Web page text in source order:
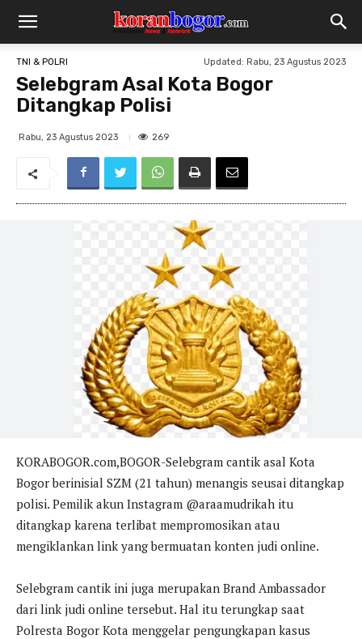
TNI & POLRI Updated: Rabu, 23 Agustus 2023
Selebgram Asal Kota Bogor
Ditangkap Polisi
Rabu, 23 Agustus 2023 269
KORABOGOR.com,BOGOR-Selebgram cantik asal Kota
Bogor berinisial SZM (21 tahun) menangis seusai ditangkap
polisi. Pemilik akun Instagram @araamudrikah itu
ditangkap karena terlibat mempromosikan atau
mengiklankan link yang bermuatan konten judi online.
Selebgram cantik ini juga merupakan Brand Ambassador
dari link judi online tersebut. Hal itu terungkap saat
Polresta Bogor Kota menggelar pengungkapan kasus